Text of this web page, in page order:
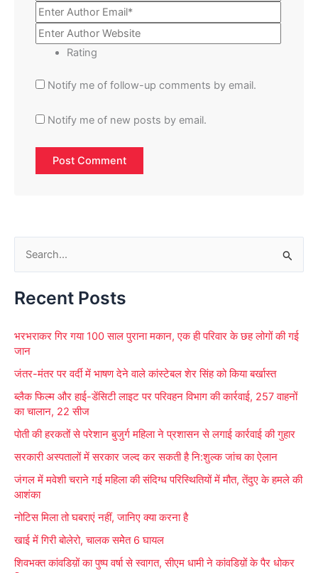
Rating
Notify me of follow-up comments by email.
Notify me of new posts by email.
a
c
f
o
Recent Posts
भरभराकर गिर गया 100 साल पुराना मकान, एक ही परिवार के छह लोगों की गई
जान
जंतर-मंतर पर वर्दी में भाषण देने वाले कांस्टेबल शेर सिंह को किया बर्खास्त
ब्लैक फिल्म और हाई-डेंसिटी लाइट पर परिवहन विभाग की कार्रवाई, 257 वाहनों
का चालान, 22 सीज
पोती की हरकतों से परेशान बुजुर्ग महिला ने प्रशासन से लगाई कार्रवाई की गुहार
सरकारी अस्पतालों में सरकार जल्द कर सकती है नि:शुल्क जांच का ऐलान
जंगल में मवेशी चराने गई महिला की संदिग्ध परिस्थितियों में मौत, तेंदुए के हमले की
आशंका
नोटिस मिला तो घबराएं नहीं, जानिए क्या करना है
खाई में गिरी बोलेरो, चालक समेेत 6 घायल
शिवभक्त कांवडिय़ों का पुष्प वर्षा से स्वागत, सीएम धामी ने कांवडिय़ों के पैर धोकर